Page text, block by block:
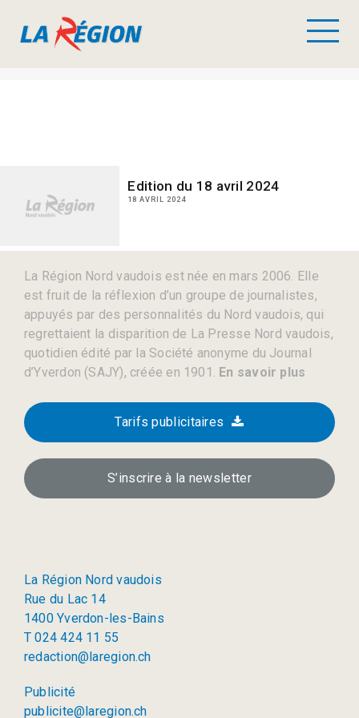
Edition du 18 avril 2024
18 AVRIL 2024
La Région Nord vaudois est née en mars 2006. Elle
est fruit de la réflexion d’un groupe de journalistes,
appuyés par des personnalités du Nord vaudois, qui
regrettaient la disparition de La Presse Nord vaudois,
quotidien édité par la Société anonyme du Journal
d’Yverdon (SAJY), créée en 1901. En savoir plus
Tarifs publicitaires
S’inscrire à la newsletter
La Région Nord vaudois
Rue du Lac 14
1400 Yverdon-les-Bains
T 024 424 11 55
redaction@laregion.ch
Publicité
publicite@laregion.ch